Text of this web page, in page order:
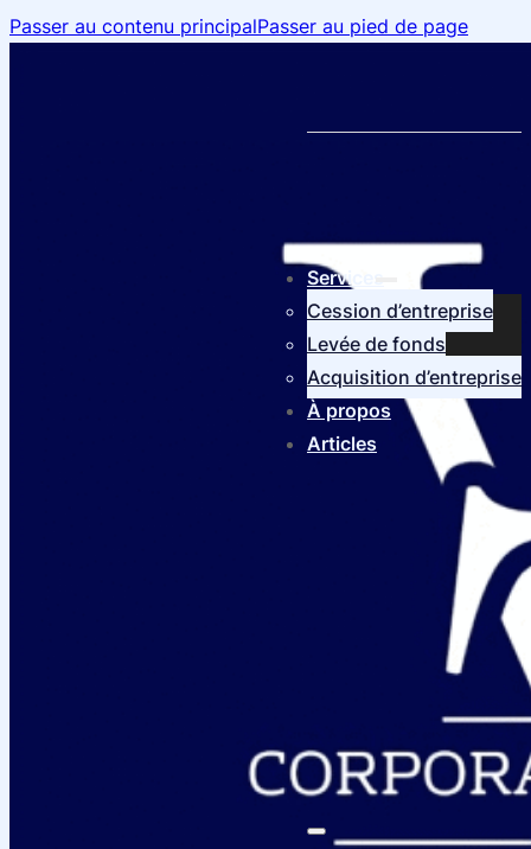
Passer au contenu principalPasser au pied de page
Services
Cession d’entreprise
Levée de fonds
Acquisition d’entreprise
À propos
Articles